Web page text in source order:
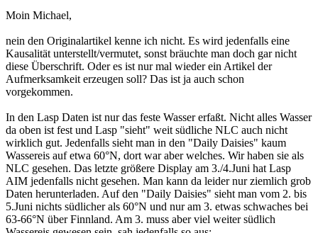
Moin Michael,
nein den Originalartikel kenne ich nicht. Es wird jedenfalls eine
Kausalität unterstellt/vermutet, sonst bräuchte man doch gar nicht
diese Überschrift. Oder es ist nur mal wieder ein Artikel der
Aufmerksamkeit erzeugen soll? Das ist ja auch schon
vorgekommen.
In den Lasp Daten ist nur das feste Wasser erfaßt. Nicht alles Wasser
da oben ist fest und Lasp "sieht" weit südliche NLC auch nicht
wirklich gut. Jedenfalls sieht man in den "Daily Daisies" kaum
Wassereis auf etwa 60°N, dort war aber welches. Wir haben sie als
NLC gesehen. Das letzte größere Display am 3./4.Juni hat Lasp
AIM jedenfalls nicht gesehen. Man kann da leider nur ziemlich grob
Daten herunterladen. Auf den "Daily Daisies" sieht man vom 2. bis
5.Juni nichts südlicher als 60°N und nur am 3. etwas schwaches bei
63-66°N über Finnland. Am 3. muss aber viel weiter südlich